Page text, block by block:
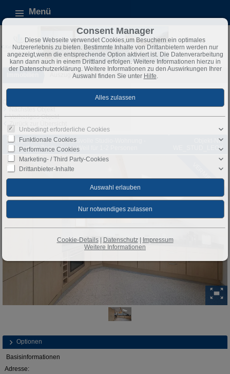
Menü
Auszug Referenzen Exposé
Vorheriges Objekt
Zurück zur Übersicht
Weil am Rhein: Anspruchsvolle Studio-Wohnung -
möbliert, im Zentrum von Weil für 1-2 Personen
Objekt-Nr.:
WE_STUD_LEOX
VERMIETET
Optionen
Basisinformationen
Adresse:
Consent Manager
Diese Webseite verwendet Cookies,um Besuchern ein optimales
Nutzererlebnis zu bieten. Bestimmte Inhalte von Drittanbietern werden nur
angezeigt,wenn die entsprechende Option aktiviert ist. Die Datenverarbeitung
kann dann auch in einem Drittland erfolgen. Weitere Informationen hierzu in
der Datenschutzerklärung. Weitere Informationen zu den Auswirkungen Ihrer
Auswahl finden Sie unter Hilfe.
Unbedingt erforderliche Cookies
Funktionale Cookies
Performance Cookies
Marketing- / Third Party-Cookies
Drittanbieter-Inhalte
Cookie-Details| Datenschutz|
Impressum
Weitere Informationen